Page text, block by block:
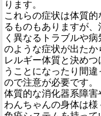
ります。
これらの症状は体質
るものもありますが
く異なるトラブルや
のような症状が出た
レルギー体質と決め
うことになったり間
ので注意が必要です。
体質的な消化器系障害
わんちゃんの身体は